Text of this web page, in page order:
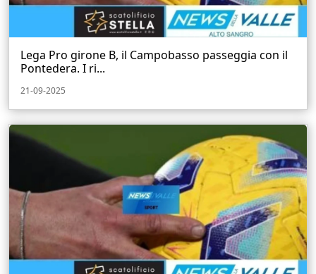
Lega Pro girone B, il Campobasso passeggia con il
Pontedera. I ri...
21-09-2025